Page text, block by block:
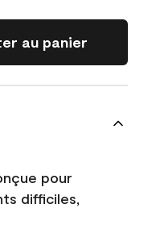
au panier
pour
difficiles,